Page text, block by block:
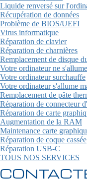
Liquide renversé sur
Récupération de données
Problème de BIOS/UEFI
Virus informatique
Réparation de clavier
Réparation de charnières
Remplacement de disque
Votre ordinateur ne
Votre ordinateur surchauffe
Votre ordinateur s'allume
Remplacement de pâte
Réparation de connecteur
Réparation de carte
Augmentation de la RAM
Maintenance carte
Réparation de coque cassée
Réparation USB-C
TOUS NOS SERVICES